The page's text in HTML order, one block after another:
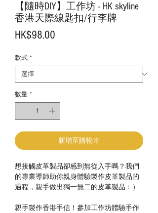
【隨時DIY】工作坊 - HK skyline
香港天際線匙扣/行李牌
HK$98.00
款式 *
數量 *
新增至購物車
想接觸皮革製品卻感到無從入手嗎？我們
的專業導師助你親身體驗製作皮革製品的
過程，親手做出獨一無二的皮革製品：）
親手製作香港手信！參加工作坊體驗手作